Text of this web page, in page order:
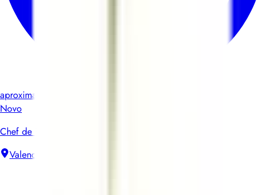
aproximadamente 6 horas
Novo
Chef de Partie H/F R&D - PICLAB
Valence